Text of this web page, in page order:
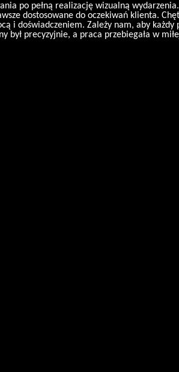
po pełną realizację wizualną
dostosowane do oczekiwań klienta.
i doświadczeniem. Zależy nam, aby każdy
był precyzyjnie, a praca przebiegała w